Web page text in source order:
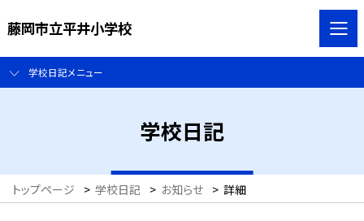
藤岡市立平井小学校
学校日記メニュー
学校日記
トップページ > 学校日記 > お知らせ > 詳細